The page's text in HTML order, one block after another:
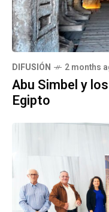
DIFUSIÓN 2 months
Abu Simbel y
Egipto